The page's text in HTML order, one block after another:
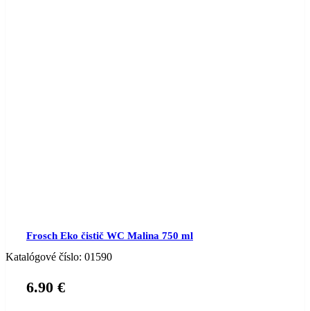
Frosch Eko čistič WC Malina 750 ml
Katalógové číslo: 01590
6.90 €